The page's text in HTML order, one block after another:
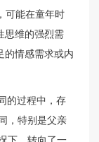
可能在童年时
思维的强烈需
的情感需求或内
的过程中，存
，特别是父亲